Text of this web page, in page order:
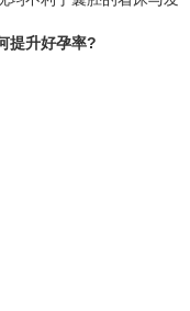
提升好孕率?